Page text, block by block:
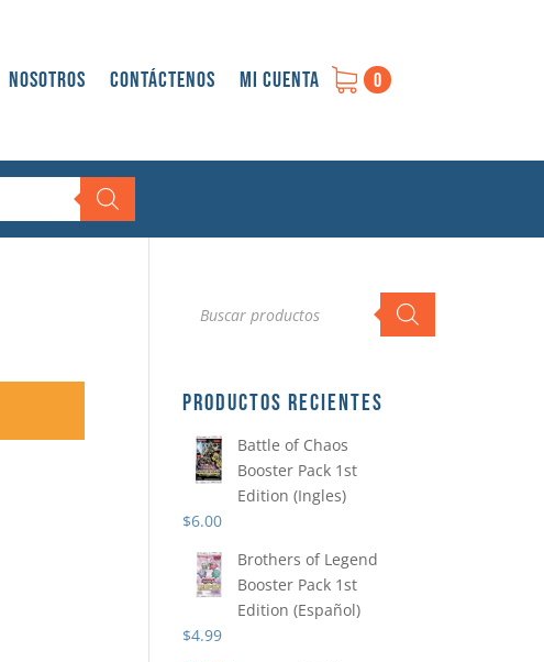
Nosotros Contáctenos Mi cuenta 0
productos
PRODUCTOS RECIENTES
Battle of Chaos
Booster Pack 1st
Edition (Ingles)
$6.00
Brothers of Legend
Booster Pack 1st
Edition (Español)
$4.99